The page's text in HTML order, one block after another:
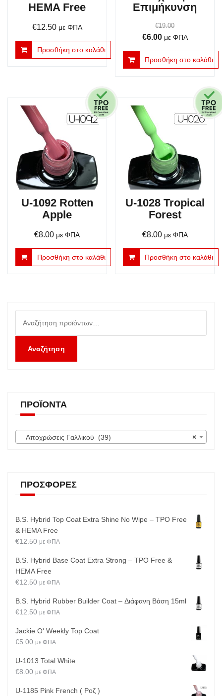
HEMA Free
€12.50 με ΦΠΑ
Προσθήκη στο καλάθι
Επιμήκυνση
€19.00
Original
price
was:
€6.00Η
τρέχουσα
τιμή
με ΦΠΑ
Προσθήκη στο καλάθι
U-1092 Rotten
Apple
€8.00 με ΦΠΑ
Προσθήκη στο καλάθι
U-1028 Tropical
Forest
€8.00 με ΦΠΑ
Προσθήκη στο καλάθι
για:
Αναζήτηση
ΠΡΟΪΌΝΤΑ
×
Αποχρώσεις Γαλλικού (39)
ΠΡΟΣΦΟΡΈΣ
B.S. Hybrid Top Coat Extra Shine No Wipe – TPO Free
& HEMA Free
€12.50 με ΦΠΑ
B.S. Hybrid Base Coat Extra Strong – TPO Free &
HEMA Free
€12.50 με ΦΠΑ
B.S. Hybrid Rubber Builder Coat – Διάφανη Βάση 15ml
€12.50 με ΦΠΑ
Jackie O' Weekly Top Coat
€5.00 με ΦΠΑ
U-1013 Total White
€8.00 με ΦΠΑ
U-1185 Pink French ( Ροζ )